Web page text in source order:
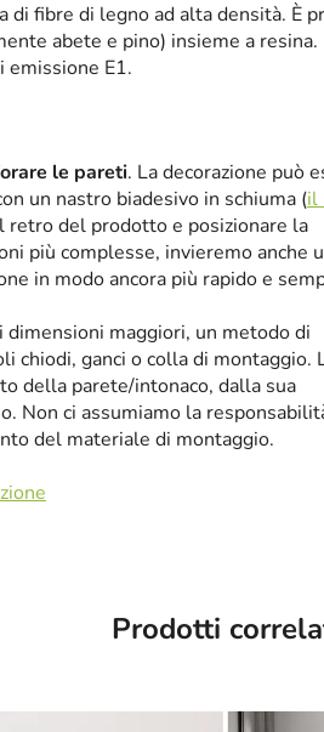
di fibre di legno ad alta densità. È
abete e pino) insieme a resina.
emissione E1.
le pareti. La decorazione può
un nastro biadesivo in schiuma (il
retro del prodotto e posizionare la
più complesse, invieremo anche
in modo ancora più rapido e
maggiori, un metodo di
chiodi, ganci o colla di montaggio.
della parete/intonaco, dalla sua
Non ci assumiamo la
del materiale di montaggio.
Prodotti